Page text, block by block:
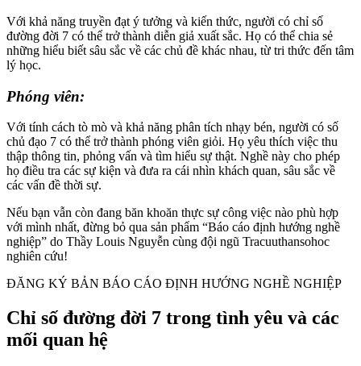
Với khả năng truyền đạt ý tưởng và kiến thức, người có chỉ số
đường đời 7 có thể trở thành diễn giả xuất sắc. Họ có thể chia sẻ
những hiểu biết sâu sắc về các chủ đề khác nhau, từ tri thức đến tâm
lý học.
Phóng viên:
Với tính cách tò mò và khả năng phân tích nhạy bén, người có số
chủ đạo 7 có thể trở thành phóng viên giỏi. Họ yêu thích việc thu
thập thông tin, phỏng vấn và tìm hiểu sự thật. Nghề này cho phép
họ điều tra các sự kiện và đưa ra cái nhìn khách quan, sâu sắc về
các vấn đề thời sự.
Nếu bạn vẫn còn đang băn khoăn thực sự công việc nào phù hợp
với mình nhất, đừng bỏ qua sản phẩm “Báo cáo định hướng nghề
nghiệp” do Thầy Louis Nguyễn cùng đội ngũ Tracuuthansohoc
nghiên cứu!
ĐĂNG KÝ BẢN BÁO CÁO ĐỊNH HƯỚNG NGHỀ NGHIỆP
Chỉ số đường đời 7 trong tình yêu và các
mối quan hệ